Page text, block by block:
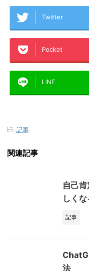
Twitter
Pocket
LINE
-記事
関連記事
自己
しくな
記事
法